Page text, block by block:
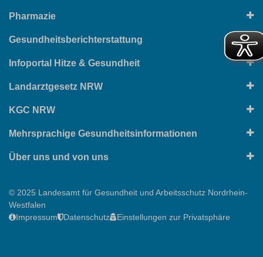
Pharmazie
Gesundheitsberichterstattung
Infoportal Hitze & Gesundheit
Landarztgesetz NRW
KGC NRW
Mehrsprachige Gesundheitsinformationen
Über uns und von uns
© 2025 Landesamt für Gesundheit und Arbeitsschutz Nordrhein-
Westfalen
Impressum
Datenschutz Einstellungen zur Privatsphäre